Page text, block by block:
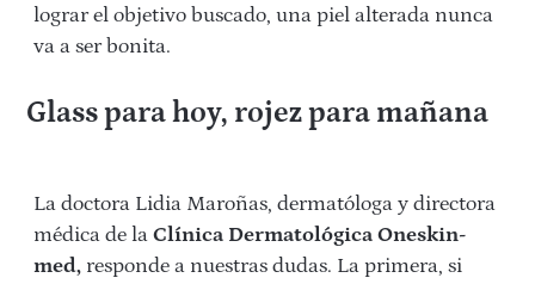
lograr el objetivo buscado, una piel alterada nunca
va a ser bonita.
Glass para hoy, rojez para mañana
La doctora Lidia Maroñas, dermatóloga y directora
médica de la Clínica Dermatológica Oneskin-
med, responde a nuestras dudas. La primera, si